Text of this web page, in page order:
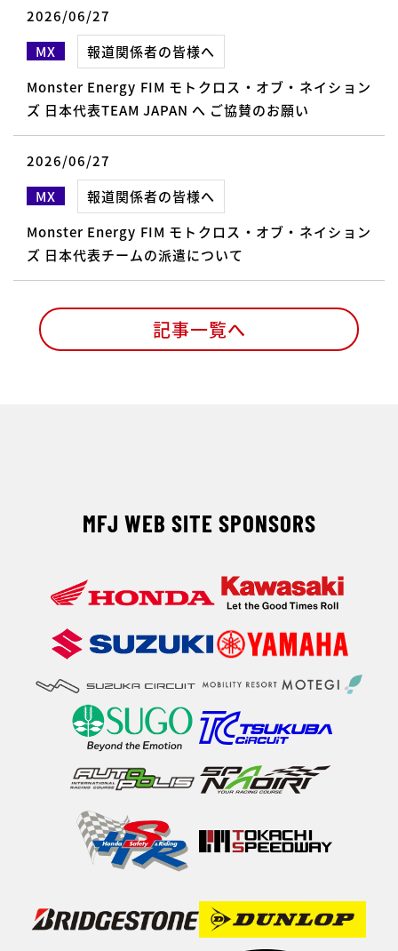
2026/06/27
MX
報道関係者の皆様へ
Monster Energy FIM モトクロス・オブ・ネイション
ズ 日本代表TEAM JAPAN へ ご協賛のお願い
2026/06/27
MX
報道関係者の皆様へ
Monster Energy FIM モトクロス・オブ・ネイション
ズ 日本代表チームの派遣について
記事一覧へ
MFJ WEB SITE SPONSORS